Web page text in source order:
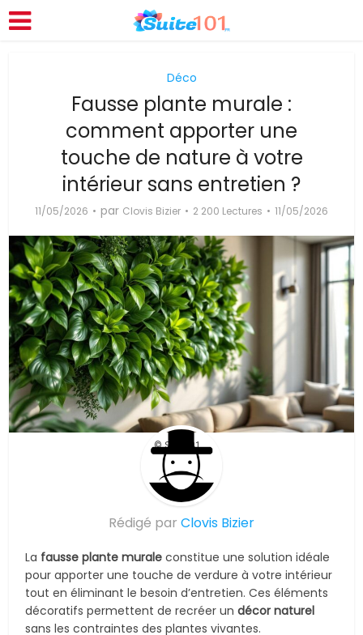
Déco
Fausse plante murale :
comment apporter une
touche de nature à votre
intérieur sans entretien ?
11/05/2026 par Clovis Bizier 2 200 Lectures 11/05/2026
© Suite101
Rédigé par Clovis Bizier
La fausse plante murale constitue une solution idéale
pour apporter une touche de verdure à votre intérieur
tout en éliminant le besoin d’entretien. Ces éléments
décoratifs permettent de recréer undécor naturel
sans les contraintes des plantes vivantes.